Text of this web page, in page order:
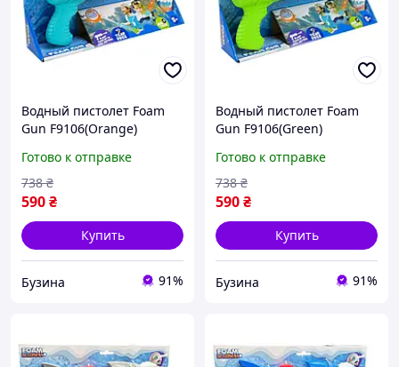
Водный пистолет Foam
Gun F9106(Orange)
дальность 3-4 метра
buzyna
Готово к отправке
590₴
738 ₴
Купить
Бузина 91%
Водный пистолет Foam
Gun F9106(Green)
дальность 3-4 метра
buzyna
Готово к отправке
590₴
738 ₴
Купить
Бузина 91%